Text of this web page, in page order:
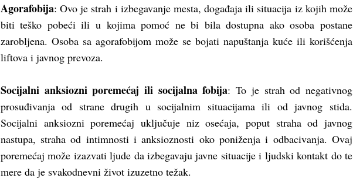
Agorafobija: Ovo je strah i izbegavanje mesta, događaja ili situacija iz kojih može
biti teško pobeći ili u kojima pomoć ne bi bila dostupna ako osoba postane
zarobljena. Osoba sa agorafobijom može se bojati napuštanja kuće ili korišćenja
liftova i javnog prevoza.
Socijalni anksiozni poremećaj ili socijalna fobija: To je strah od negativnog
prosuđivanja od strane drugih u socijalnim situacijama ili od javnog stida.
Socijalni anksiozni poremećaj uključuje niz osećaja, poput straha od javnog
nastupa, straha od intimnosti i anksioznosti oko poniženja i odbacivanja. Ovaj
poremećaj može izazvati ljude da izbegavaju javne situacije i ljudski kontakt do te
mere da je svakodnevni život izuzetno težak.